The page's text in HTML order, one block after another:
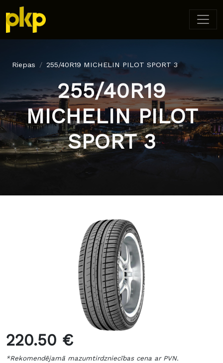
Riepas 255/40R19 MICHELIN PILOT SPORT 3
255/40R19
MICHELIN PILOT
SPORT 3
220.50 €
*Rekomendējamā mazumtirdzniecības cena ar PVN.